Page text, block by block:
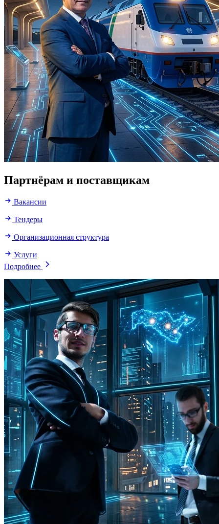
Партнёрам и поставщикам
Вакансии
Тендеры
Организационная структура
Услуги
Подробнее